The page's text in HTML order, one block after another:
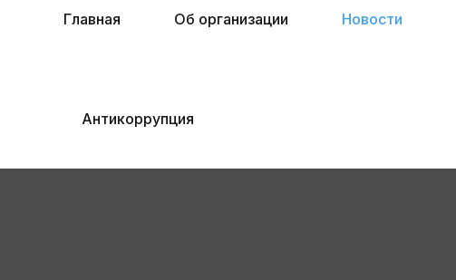
Главная Об организации Новости
Антикоррупция